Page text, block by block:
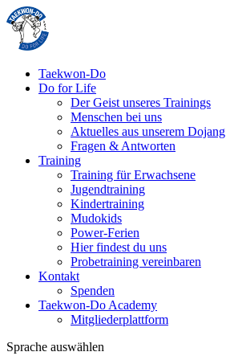
Taekwon-Do
Do for Life
Der Geist unseres Trainings
Menschen bei uns
Aktuelles aus unserem Dojang
Fragen & Antworten
Training
Training für Erwachsene
Jugendtraining
Kindertraining
Mudokids
Power-Ferien
Hier findest du uns
Probetraining vereinbaren
Kontakt
Spenden
Taekwon-Do Academy
Mitgliederplattform
Sprache auswählen